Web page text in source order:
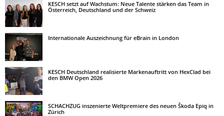
KESCH setzt auf Wachstum: Neue Talente stärken das Team in
Österreich, Deutschland und der Schweiz
Internationale Auszeichnung für eBrain in London
KESCH Deutschland realisierte Markenauftritt von HexClad bei
den BMW Open 2026
SCHACHZUG inszenierte Weltpremiere des neuen Škoda Epiq in
Zürich